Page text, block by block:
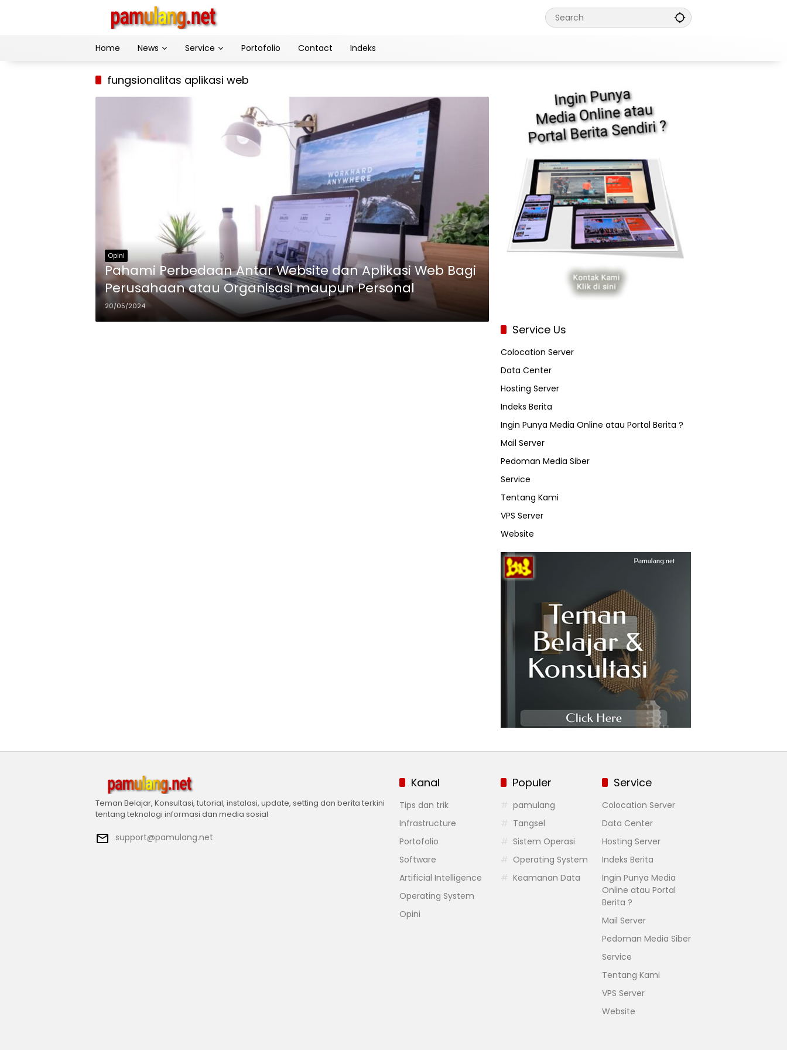
Home
News Service Portofolio Contact Indeks
fungsionalitas aplikasi web
Opini
Pahami Perbedaan Antar Website dan Aplikasi Web Bagi
Perusahaan atau Organisasi maupun Personal
20/05/2024
Service Us
Colocation Server
Data Center
Hosting Server
Indeks Berita
Ingin Punya Media Online atau Portal Berita ?
Mail Server
Pedoman Media Siber
Service
Tentang Kami
VPS Server
Website
Teman Belajar, Konsultasi, tutorial, instalasi, update, setting dan berita terkini
tentang teknologi informasi dan media sosial
support@pamulang.net
Kanal
Tips dan trik
Infrastructure
Portofolio
Software
Artificial Intelligence
Operating System
Opini
Populer
pamulang
Tangsel
Sistem Operasi
Operating System
Keamanan Data
Service
Colocation Server
Data Center
Hosting Server
Indeks Berita
Ingin Punya Media
Online atau Portal
Berita ?
Mail Server
Pedoman Media Siber
Service
Tentang Kami
VPS Server
Website